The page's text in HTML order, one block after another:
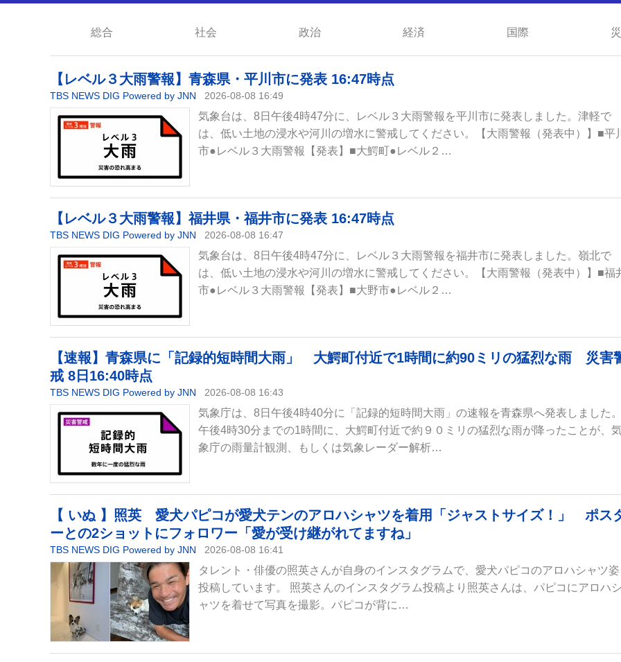
総合 社会 政治 経済 国際
【レベル３大雨警報】青森県・平川市に発表 16:47時点
TBS NEWS DIG Powered by JNN 2026-08-08 16:49
気象台は、8日午後4時47分に、レベル３大雨警報を平川市に発表しました。津軽で
は、低い土地の浸水や河川の増水に警戒してください。【大雨警報（発表中）】■平川
市●レベル３大雨警報【発表】■大鰐町●レベル２…
【レベル３大雨警報】福井県・福井市に発表 16:47時点
TBS NEWS DIG Powered by JNN 2026-08-08 16:47
気象台は、8日午後4時47分に、レベル３大雨警報を福井市に発表しました。嶺北で
は、低い土地の浸水や河川の増水に警戒してください。【大雨警報（発表中）】■福
市●レベル３大雨警報【発表】■大野市●レベル２…
【速報】青森県に「記録的短時間大雨」 大鰐町付近で1時間に約90ミリの猛烈な雨 災害
戒 8日16:40時点
TBS NEWS DIG Powered by JNN 2026-08-08 16:43
気象庁は、8日午後4時40分に「記録的短時間大雨」の速報を青森県へ発表しました。
午後4時30分までの1時間に、大鰐町付近で約９０ミリの猛烈な雨が降ったことが、
象庁の雨量計観測、もしくは気象レーダー解析…
【 いぬ 】照英 愛犬パピコが愛犬テンのアロハシャツを着用「ジャストサイズ！」 ポス
ーとの2ショットにフォロワー「愛が受け継がれてますね」
TBS NEWS DIG Powered by JNN 2026-08-08 16:41
タレント・俳優の照英さんが自身のインスタグラムで、愛犬パピコのアロハシャツ姿
投稿しています。 照英さんのインスタグラム投稿より照英さんは、パピコにアロハシ
ャツを着せて写真を撮影。パピコが背に…